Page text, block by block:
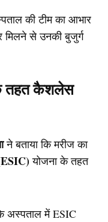
की टीम का आभार
मिलने से उनकी बुजुर्ग
तहत कैशलेस
ने बताया कि मरीज का
(ESIC)योजना के तहत
अस्पताल में ESIC